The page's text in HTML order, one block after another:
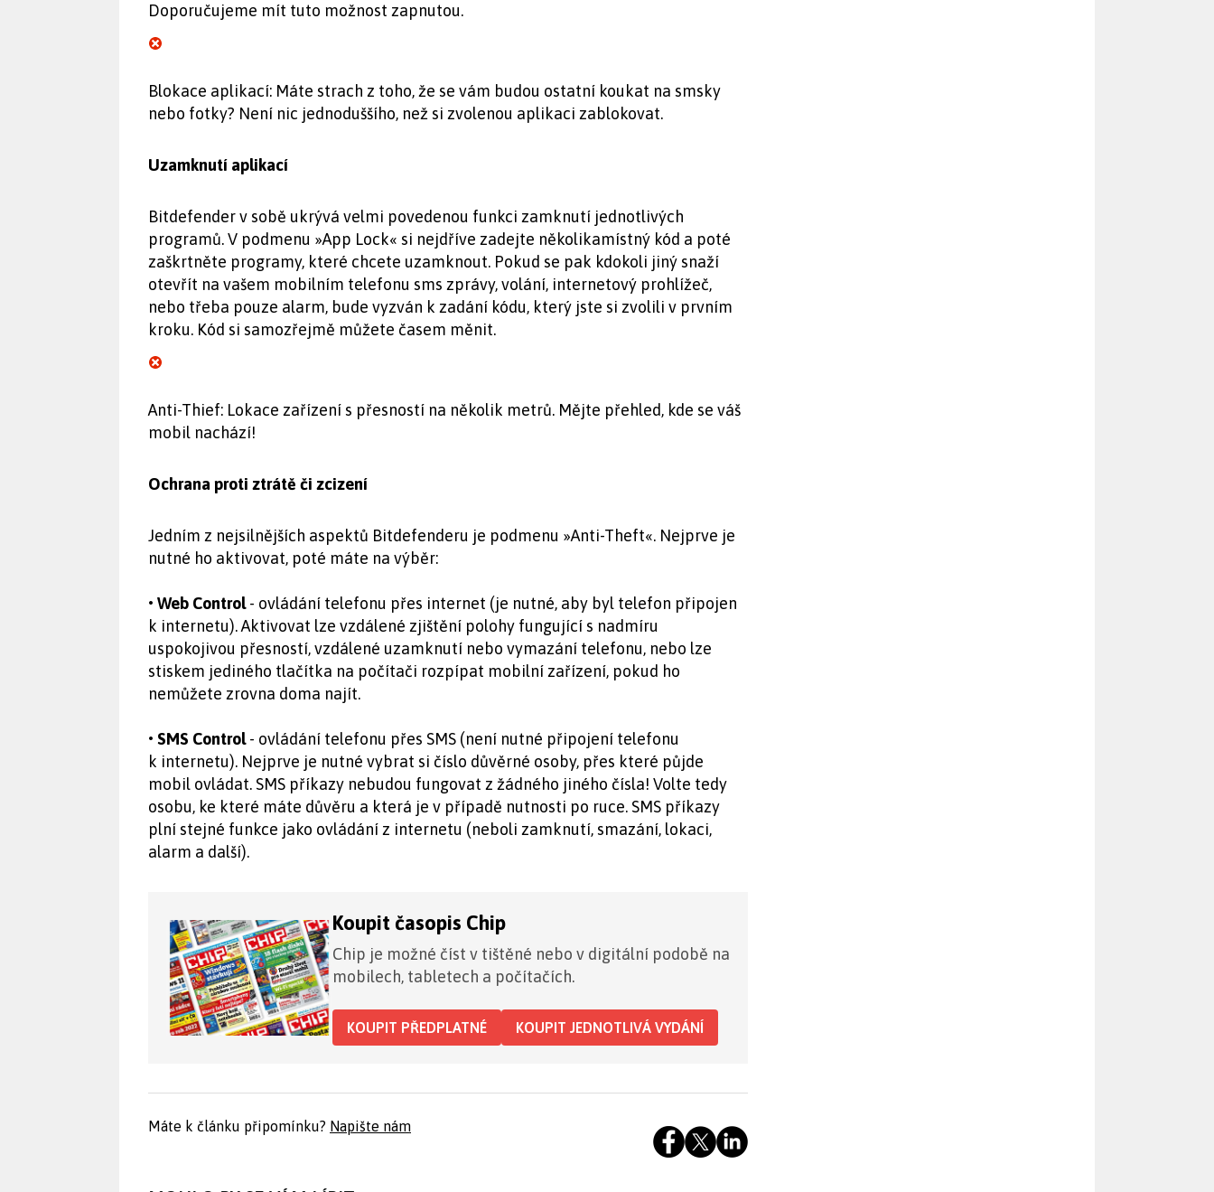
Doporučujeme mít tuto možnost zapnutou.
Blokace aplikací: Máte strach z toho, že se vám budou ostatní koukat na smsky
nebo fotky? Není nic jednoduššího, než si zvolenou aplikaci zablokovat.
Uzamknutí aplikací
Bitdefender v sobě ukrývá velmi povedenou funkci zamknutí jednotlivých
programů. V podmenu »App Lock« si nejdříve zadejte několikamístný kód a poté
zaškrtněte programy, které chcete uzamknout. Pokud se pak kdokoli jiný snaží
otevřít na vašem mobilním telefonu sms zprávy, volání, internetový prohlížeč,
nebo třeba pouze alarm, bude vyzván k zadání kódu, který jste si zvolili v prvním
kroku. Kód si samozřejmě můžete časem měnit.
Anti-Thief: Lokace zařízení s přesností na několik metrů. Mějte přehled, kde se váš
mobil nachází!
Ochrana proti ztrátě či zcizení
Jedním z nejsilnějších aspektů Bitdefenderu je podmenu »Anti-Theft«. Nejprve je
nutné ho aktivovat, poté máte na výběr:
• Web Control- ovládání telefonu přes internet (je nutné, aby byl telefon připojen
k internetu). Aktivovat lze vzdálené zjištění polohy fungující s nadmíru
uspokojivou přesností, vzdálené uzamknutí nebo vymazání telefonu, nebo lze
stiskem jediného tlačítka na počítači rozpípat mobilní zařízení, pokud ho
nemůžete zrovna doma najít.
• SMS Control- ovládání telefonu přes SMS (není nutné připojení telefonu
k internetu). Nejprve je nutné vybrat si číslo důvěrné osoby, přes které půjde
mobil ovládat. SMS příkazy nebudou fungovat z žádného jiného čísla! Volte tedy
osobu, ke které máte důvěru a která je v případě nutnosti po ruce. SMS příkazy
plní stejné funkce jako ovládání z internetu (neboli zamknutí, smazání, lokaci,
alarm a další).
Koupit časopis Chip
Chip je možné číst v tištěné nebo v digitální podobě na
mobilech, tabletech a počítačích.
KOUPIT PŘEDPLATNÉ KOUPIT JEDNOTLIVÁ VYDÁNÍ
Máte k článku připomínku? Napište nám